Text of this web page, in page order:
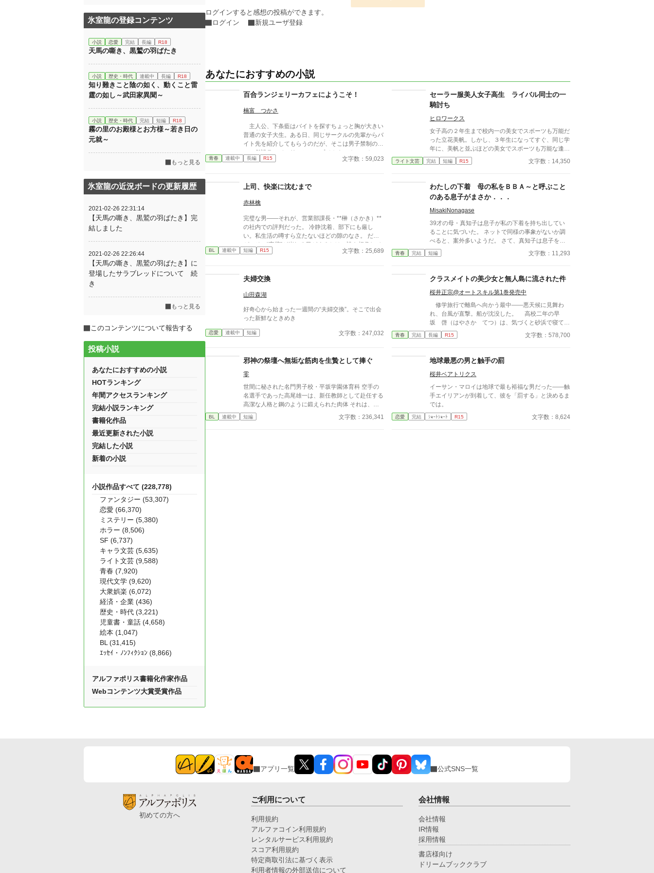
ログインすると感想の投稿ができます。
ログイン
新規ユーザ登録
あなたにおすすめの小説
百合ランジェリーカフェにようこそ！
楠富 つかさ
主人公、下条藍はバイトを探すちょっと胸が大きい
普通の女子大生。ある日、同じサークルの先輩からバ
イト先を紹介してもらうのだが、そこは男子禁制のカ
フェ併設ランジェリーショップで！？ ちょっとハ
レンチなお仕事カフェライフ、始まります！！ ※こ
す。下着が生成できないのでビキニで代用していま
青春 連載中 長編 R15 文字数：59,023
セーラー服美人女子高生 ライバル同士の一
騎討ち
ヒロワークス
女子高の２年生まで校内一の美女でスポーツも万能だ
った立花美帆。しかし、３年生になってすぐ、同じ学
年に、美帆と並ぶほどの美女でスポーツも万能な逢沢
真凛が転校してきた。 クラスは、隣りだったが、春
のスポーツ大会と夏の水泳大会でライバル関係が芽生
の俊介に恋をし、どちらが俊介と付き合えるかを競う
恋敵でもあった。 そして、秋の体育祭では、美帆と
真凛が走り高跳びや100メートル走、騎馬戦で対決！
その結果、放課後の体育館で一騎討ちをすることに。
ライト文芸 完結 短編 R15 文字数：14,350
上司、快楽に沈むまで
赤林檎
完璧な男――それが、営業部課長・**榊（さかき）**
の社内での評判だった。 冷静沈着、部下にも厳し
い。私生活の噂すら立たないほどの隙のなさ。 だ
が、その“完璧”が崩れる日がくるとは、誰も想像して
いなかった。 入社三年目の篠原は、榊の直属の部
だけが残ったオフィスで、 篠原は上司に向かって、
下には見せないんですね」 疲労で僅かに緩んだ榊の
表情。 その弱さを見逃さず、篠原はデスク越しに距
離を詰める。 「強がらなくていいですよ。俺の前で
は、もう」 指先が榊のネクタイを掴む。 引き寄せら
れた瞬間、榊の理性は音を立てて崩れた。 拒むこと
れられるたびに、自分の知らなかった感情と快楽を知
れられないほどに深い。 だが、篠原の視線の奥に宿
るのは、ただの欲望ではなかった。 そこには、ずっ
と榊だけを見つめ続けてきた、静かな執着がある。
「俺、前から思ってたんです。 あなたが誰かに“支
る側だったはずの男が、 支配されることで初めて“生
BL 連載中 短編 R15 文字数：25,689
わたしの下着 母の私をＢＢＡ～と呼ぶこと
のある息子がまさか．．．
MisakiNonagase
39才の母・真知子は息子が私の下着を持ち出してい
ることに気づいた。 ネットで同様の事象がないか調
べると、案外多いようだ。 さて、真知子は息子を問
い詰める？ それとも気づかないふりを続けてあげる
青春 完結 短編 文字数：11,293
夫婦交換
山田森湖
好奇心から始まった一週間の“夫婦交換”。そこで出会
った新鮮なときめき
恋愛 連載中 短編 文字数：247,032
クラスメイトの美少女と無人島に流された件
桜井正宗@オートスキル第1巻発売中
修学旅行で離島へ向かう最中――悪天候に見舞わ
れ、台風が直撃。船が沈没した。 高校二年の早
坂 啓（はやさか てつ）は、気づくと砂浜で寝てい
た。周囲を見渡すとクラスメイトで美少女の天音 愛
（あまね まな）が隣に倒れていた。 どうやら、
は『無人島』。 しばらくは島で生きていくしかな
だが……クラスの女子が次々に見つかり、やがてハー
レムに。 男一人と女子十五人で……取り合いに発
展！？
青春 完結 長編 R15 文字数：578,700
邪神の祭壇へ無垢な筋肉を生贄として捧ぐ
零
世間に秘された名門男子校・平坂学園体育科 空手の
名選手であった高尾雄一は、新任教師として赴任する
高潔な人格と鋼のように鍛えられた肉体 それは、学
園にとって最高の生贄の候補に他ならなかった 至高
の筋肉を持つ、精神を削られ意志をなくした青年を太
BL 連載中 短編 文字数：236,341
地球最悪の男と触手の罰
桜井ベアトリクス
イーサン・マロイは地球で最も裕福な男だった——触
手エイリアンが到着して、彼を「罰する」と決めるま
では。
恋愛 完結 ｼｮｰﾄｼｮｰﾄ R15 文字数：8,624
氷室龍の登録コンテンツ
小説 恋愛 完結 長編 R18
天馬の嘶き、黒鷲の羽ばたき
小説 歴史・時代 連載中 長編 R18
知り難きこと陰の如く、動くこと雷
霆の如し～武田家異聞～
小説 歴史・時代 完結 短編 R18
霧の里のお殿様とお方様～若き日の
元就～
もっと見る
氷室龍の近況ボードの更新履歴
2021-02-26 22:31:14
【天馬の嘶き、黒鷲の羽ばたき】完
結しました
2021-02-26 22:26:44
【天馬の嘶き、黒鷲の羽ばたき】に
登場したサラブレッドについて 続
き
もっと見る
このコンテンツについて報告する
投稿小説
あなたにおすすめの小説
HOTランキング
年間アクセスランキング
完結小説ランキング
書籍化作品
最近更新された小説
完結した小説
新着の小説
小説作品すべて (228,778)
ファンタジー (53,307)
恋愛 (66,370)
ミステリー (5,380)
ホラー (8,506)
SF (6,737)
キャラ文芸 (5,635)
ライト文芸 (9,588)
青春 (7,920)
現代文学 (9,620)
大衆娯楽 (6,072)
経済・企業 (436)
歴史・時代 (3,221)
児童書・童話 (4,658)
絵本 (1,047)
BL (31,415)
ｴｯｾｲ・ﾉﾝﾌｨｸｼｮﾝ (8,866)
アルファポリス書籍化作家作品
Webコンテンツ大賞受賞作品
アプリ一覧 公式SNS一覧
初めての方へ
ご利用について
利用規約
アルファコイン利用規約
レンタルサービス利用規約
スコア利用規約
特定商取引法に基づく表示
利用者情報の外部送信について
会社情報
会社情報
IR情報
採用情報
書店様向け
ドリームブッククラブ